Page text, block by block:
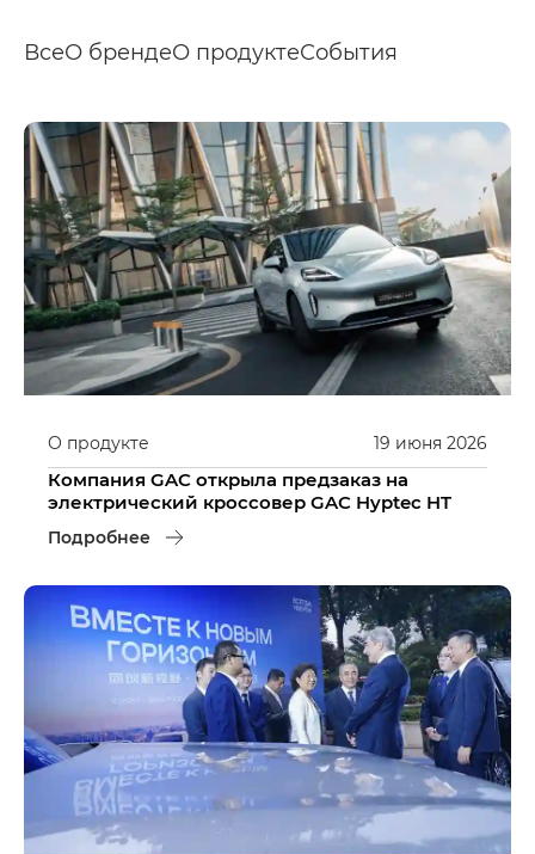
ВсеО брендеО продуктеСобытия
19 июня 2026
О продукте
Компания GAC открыла предзаказ на
электрический кроссовер GAC Hyptec HT
Подробнее